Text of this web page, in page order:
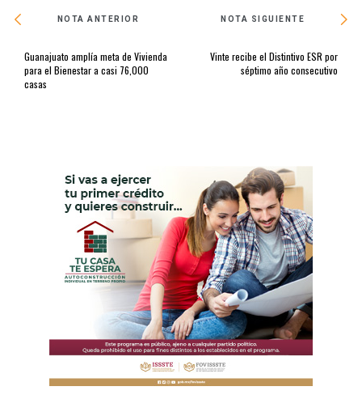
NOTA ANTERIOR
Guanajuato amplía meta de Vivienda
para el Bienestar a casi 76,000
casas
NOTA SIGUIENTE
Vinte recibe el Distintivo ESR por
séptimo año consecutivo